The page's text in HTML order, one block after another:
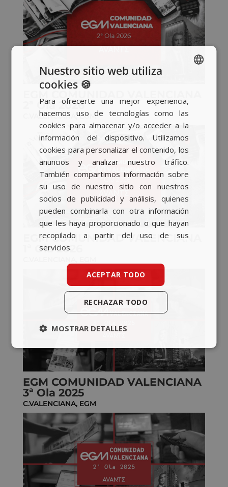
2ª Ola 2026
C.VALENCIANA ,EGM
EGM COMUNIDAD VALENCIANA
1ª Ola 2026
EGM COMUNIDAD VALENCIANA
3ª Ola 2025
C.VALENCIANA, EGM
BASQUE
ENGLISH
Nuestro sitio web utiliza
cookies 🍪
Para ofrecerte una mejor experiencia,
hacemos uso de tecnologías como las
cookies para almacenar y/o acceder a la
información del dispositivo. Utilizamos
cookies para personalizar el contenido, los
anuncios y analizar nuestro tráfico.
También compartimos información sobre
su uso de nuestro sitio con nuestros
socios de publicidad y análisis, quienes
pueden combinarla con otra información
que les haya proporcionado o que hayan
recopilado a partir del uso de sus
servicios.
ACEPTAR TODO
RECHAZAR TODO
MOSTRAR DETALLES